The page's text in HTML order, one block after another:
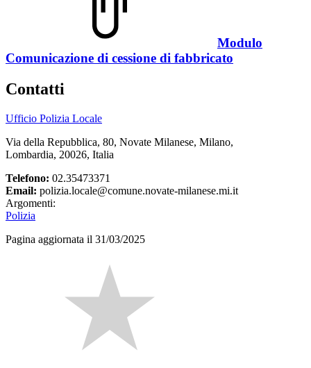
Modulo
Comunicazione di cessione di fabbricato
Contatti
Ufficio Polizia Locale
Via della Repubblica, 80, Novate Milanese, Milano,
Lombardia, 20026, Italia
Telefono: 02.35473371
Email: polizia.locale@comune.novate-milanese.mi.it
Argomenti:
Polizia
Pagina aggiornata il 31/03/2025